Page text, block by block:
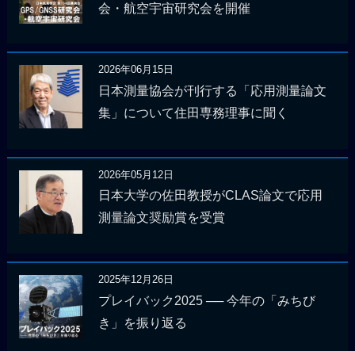
会・航空宇宙研究会を開催
2026年06月15日
日本測量協会が刊行する「応用測量論文
集」について住田専務理事に聞く
2026年05月12日
日本大学の佐田教授がCLAS論文で応用
測量論文奨励賞を受賞
2025年12月26日
プレイバック2025 ── 今年の「みちび
き」を振り返る